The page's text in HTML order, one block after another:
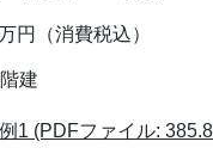
円（消費税込）
建
1 (PDFファイル: